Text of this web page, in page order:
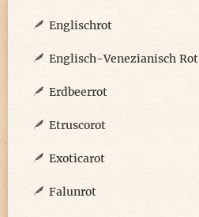
Englischrot
Englisch-Venezianisch Rot
Erdbeerrot
Etruscorot
Exoticarot
Falunrot